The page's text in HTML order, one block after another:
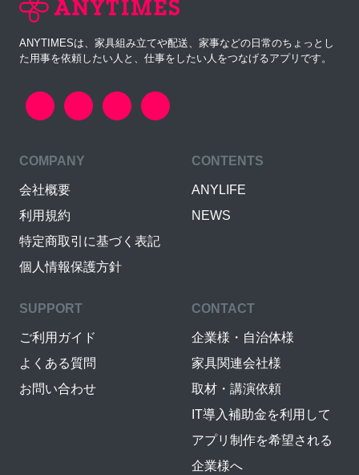
ANYTIMESは、家具組み立てや配送、家事などの日常のちょっとし
た用事を依頼したい人と、仕事をしたい人をつなげるアプリです。
COMPANY
会社概要
利用規約
特定商取引に基づく表記
個人情報保護方針
CONTENTS
ANYLIFE
NEWS
SUPPORT
ご利用ガイド
よくある質問
お問い合わせ
CONTACT
企業様・自治体様
家具関連会社様
取材・講演依頼
IT導入補助金を利用して
アプリ制作を希望される
企業様へ